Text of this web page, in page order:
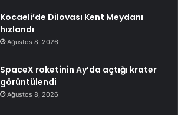
Kocaeli’de Dilovası Kent Meydanı
hızlandı
Ağustos 8, 2026
SpaceX roketinin Ay’da açtığı krater
görüntülendi
Ağustos 8, 2026